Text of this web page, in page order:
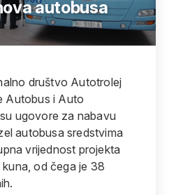
autobusa
društvo Autotrolej
Autobus i Auto
ugovore za nabavu
autobusa sredstvima
vrijednost projekta
od čega je 38